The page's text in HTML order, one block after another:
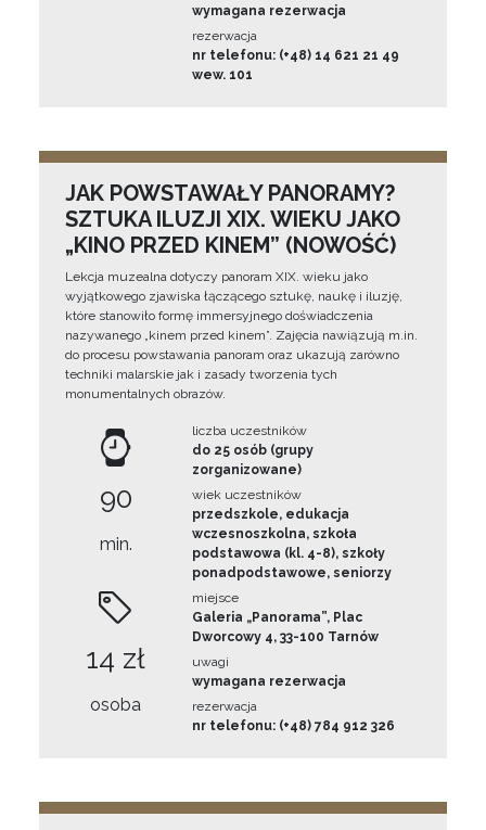
wymagana rezerwacja
rezerwacja
nr telefonu: (+48) 14 621 21 49
wew. 101
JAK POWSTAWAŁY PANORAMY?
SZTUKA ILUZJI XIX. WIEKU JAKO
„KINO PRZED KINEM” (NOWOŚĆ)
Lekcja muzealna dotyczy panoram XIX. wieku jako
wyjątkowego zjawiska łączącego sztukę, naukę i iluzję,
które stanowiło formę immersyjnego doświadczenia
nazywanego „kinem przed kinem”. Zajęcia nawiązują m.in.
do procesu powstawania panoram oraz ukazują zarówno
techniki malarskie jak i zasady tworzenia tych
monumentalnych obrazów.
90
min.
14 zł
osoba
liczba uczestników
do 25 osób (grupy
zorganizowane)
wiek uczestników
przedszkole, edukacja
wczesnoszkolna, szkoła
podstawowa (kl. 4-8), szkoły
ponadpodstawowe, seniorzy
miejsce
Galeria „Panorama”, Plac
Dworcowy 4, 33-100 Tarnów
uwagi
wymagana rezerwacja
rezerwacja
nr telefonu: (+48) 784 912 326